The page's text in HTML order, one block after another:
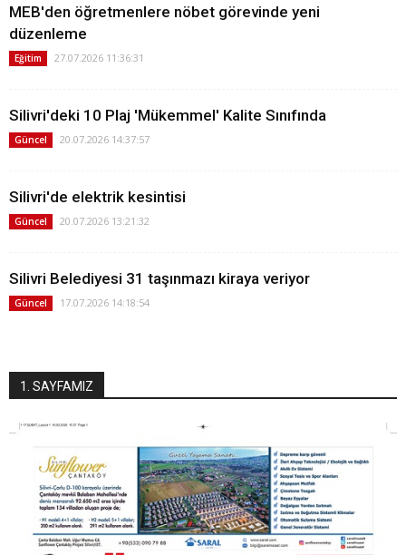
MEB'den öğretmenlere nöbet görevinde yeni
düzenleme
Eğitim 27.07.2026 11:36:31
Silivri'deki 10 Plaj 'Mükemmel' Kalite Sınıfında
Güncel 20.07.2026 14:37:57
Silivri'de elektrik kesintisi
Güncel 20.07.2026 13:21:32
Silivri Belediyesi 31 taşınmazı kiraya veriyor
Güncel 17.07.2026 14:18:54
1. SAYFAMIZ